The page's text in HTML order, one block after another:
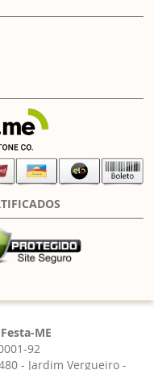
ME
92
- Jardim Vergueiro -